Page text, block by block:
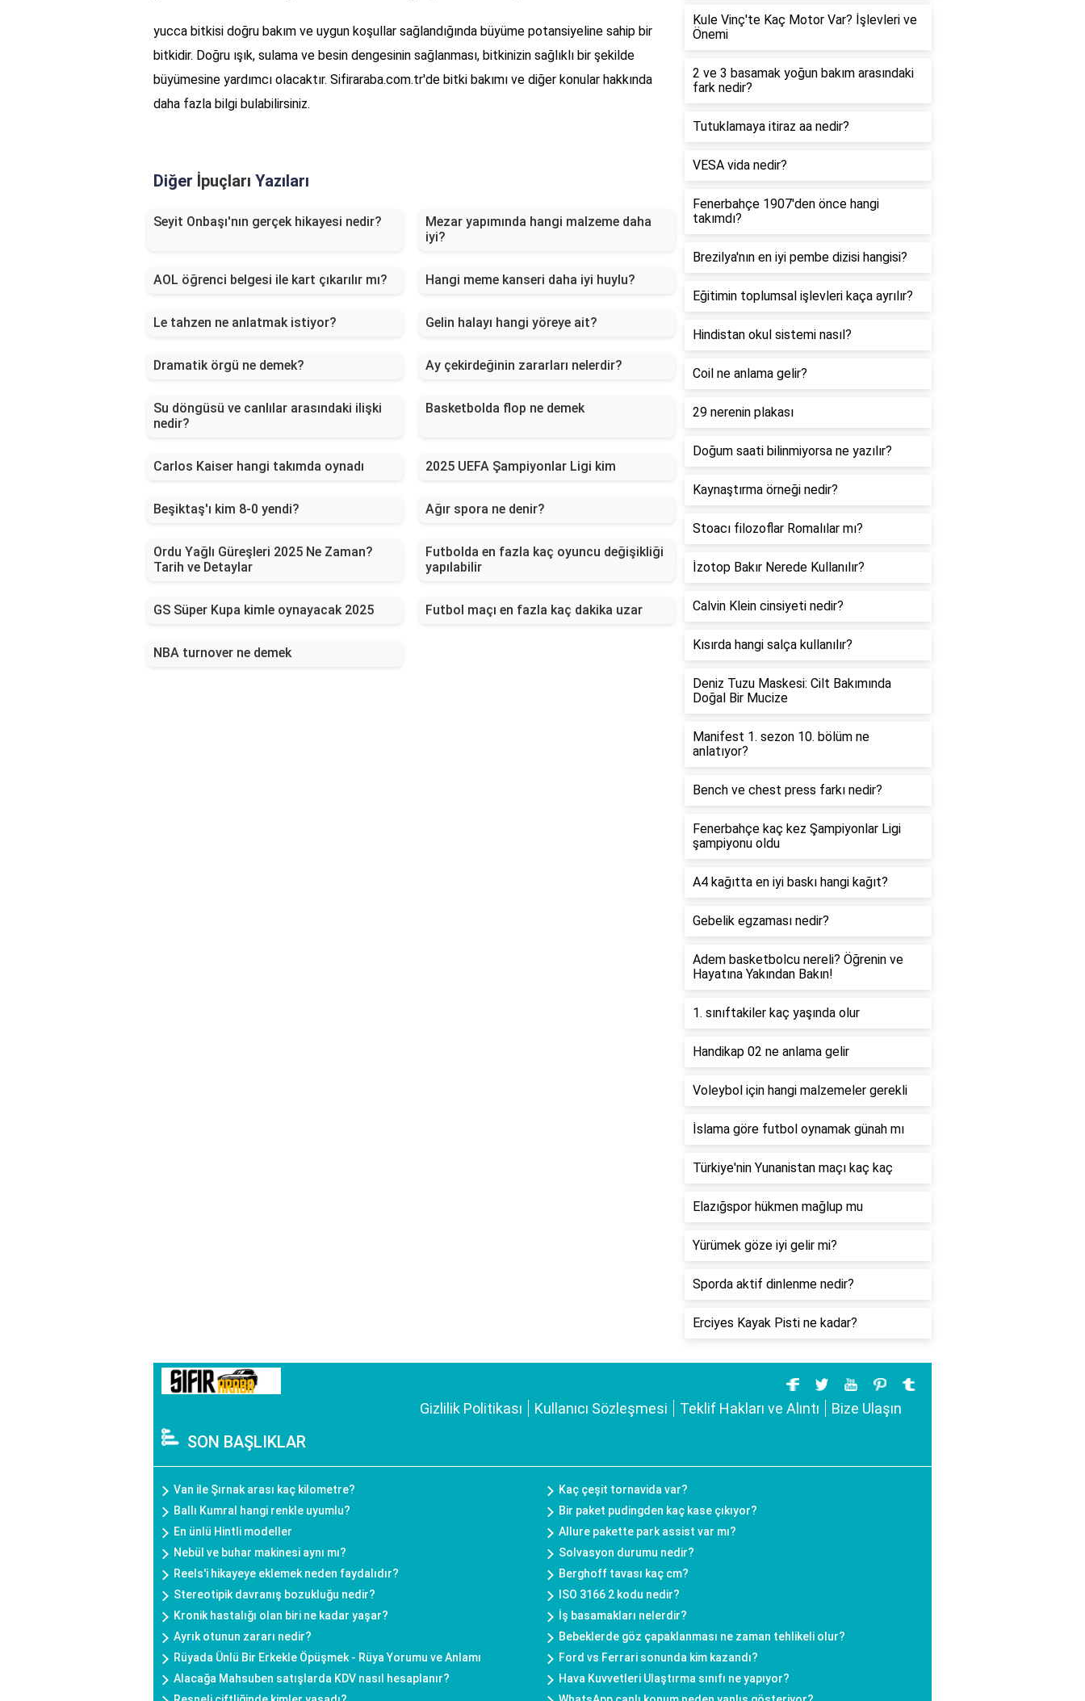
yucca bitkisi doğru bakım ve uygun koşullar sağlandığında büyüme potansiyeline sahip bir
bitkidir. Doğru ışık, sulama ve besin dengesinin sağlanması, bitkinizin sağlıklı bir şekilde
büyümesine yardımcı olacaktır. Sifiraraba.com.tr'de bitki bakımı ve diğer konular hakkında
daha fazla bilgi bulabilirsiniz.
Diğer İpuçları Yazıları
Seyit Onbaşı'nın gerçek hikayesi nedir?
Mezar yapımında hangi malzeme daha
iyi?
AOL öğrenci belgesi ile kart çıkarılır mı? Hangi meme kanseri daha iyi huylu?
Le tahzen ne anlatmak istiyor? Gelin halayı hangi yöreye ait?
Dramatik örgü ne demek? Ay çekirdeğinin zararları nelerdir?
Su döngüsü ve canlılar arasındaki ilişki
nedir?
Basketbolda flop ne demek
Carlos Kaiser hangi takımda oynadı 2025 UEFA Şampiyonlar Ligi kim
Beşiktaş'ı kim 8-0 yendi? Ağır spora ne denir?
Ordu Yağlı Güreşleri 2025 Ne Zaman?
Tarih ve Detaylar
Futbolda en fazla kaç oyuncu değişikliği
yapılabilir
GS Süper Kupa kimle oynayacak 2025 Futbol maçı en fazla kaç dakika uzar
NBA turnover ne demek
Kule Vinç'te Kaç Motor Var? İşlevleri ve
Önemi
2 ve 3 basamak yoğun bakım arasındaki
fark nedir?
Tutuklamaya itiraz aa nedir?
VESA vida nedir?
Fenerbahçe 1907'den önce hangi
takımdı?
Brezilya'nın en iyi pembe dizisi hangisi?
Eğitimin toplumsal işlevleri kaça ayrılır?
Hindistan okul sistemi nasıl?
Coil ne anlama gelir?
29 nerenin plakası
Doğum saati bilinmiyorsa ne yazılır?
Kaynaştırma örneği nedir?
Stoacı filozoflar Romalılar mı?
İzotop Bakır Nerede Kullanılır?
Calvin Klein cinsiyeti nedir?
Kısırda hangi salça kullanılır?
Deniz Tuzu Maskesi: Cilt Bakımında
Doğal Bir Mucize
Manifest 1. sezon 10. bölüm ne
anlatıyor?
Bench ve chest press farkı nedir?
Fenerbahçe kaç kez Şampiyonlar Ligi
şampiyonu oldu
A4 kağıtta en iyi baskı hangi kağıt?
Gebelik egzaması nedir?
Adem basketbolcu nereli? Öğrenin ve
Hayatına Yakından Bakın!
1. sınıftakiler kaç yaşında olur
Handikap 02 ne anlama gelir
Voleybol için hangi malzemeler gerekli
İslama göre futbol oynamak günah mı
Türkiye'nin Yunanistan maçı kaç kaç
Elazığspor hükmen mağlup mu
Yürümek göze iyi gelir mi?
Sporda aktif dinlenme nedir?
Erciyes Kayak Pisti ne kadar?
Gizlilik Politikası Kullanıcı Sözleşmesi Teklif Hakları ve Alıntı Bize Ulaşın
SON BAŞLIKLAR
Van ile Şırnak arası kaç kilometre?
Kaç çeşit tornavida var?
Ballı Kumral hangi renkle uyumlu?
Bir paket pudingden kaç kase çıkıyor?
En ünlü Hintli modeller
Allure pakette park assist var mı?
Nebül ve buhar makinesi aynı mı?
Solvasyon durumu nedir?
Reels'i hikayeye eklemek neden faydalıdır?
Berghoff tavası kaç cm?
Stereotipik davranış bozukluğu nedir?
ISO 3166 2 kodu nedir?
Kronik hastalığı olan biri ne kadar yaşar?
İş basamakları nelerdir?
Ayrık otunun zararı nedir?
Bebeklerde göz çapaklanması ne zaman tehlikeli olur?
Rüyada Ünlü Bir Erkekle Öpüşmek - Rüya Yorumu ve Anlamı
Ford vs Ferrari sonunda kim kazandı?
Alacağa Mahsuben satışlarda KDV nasıl hesaplanır?
Hava Kuvvetleri Ulaştırma sınıfı ne yapıyor?